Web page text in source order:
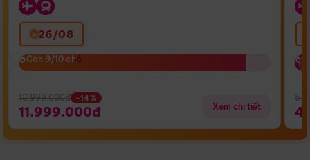
26/08
Còn 9/10 chỗ
Còn 9/10 chỗ
13.999.000đ -14%
11.999.000đ Xem chi tiết